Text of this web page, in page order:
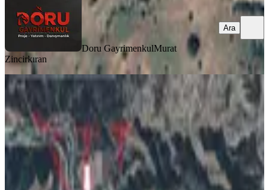
Doru GayrimenkulMurat
Zincirkıran
Ara
Karbasan Ayşepınarında Yatırımlık
Tarla
Onikişubat, Köşürge Mahallesi
8848 m² · 1.650/m²· 22.07.2026
14.600.000 ₺